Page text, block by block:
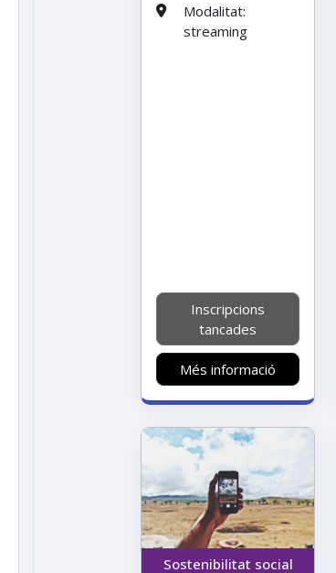
Modalitat:
streaming
Inscripcions
tancades
Més informació
Sostenibilitat social